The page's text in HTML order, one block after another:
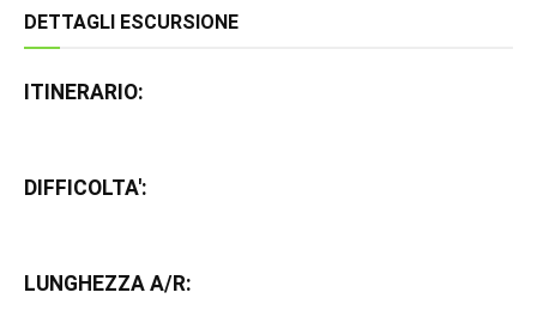
DETTAGLI ESCURSIONE
ITINERARIO:
DIFFICOLTA':
LUNGHEZZA A/R: